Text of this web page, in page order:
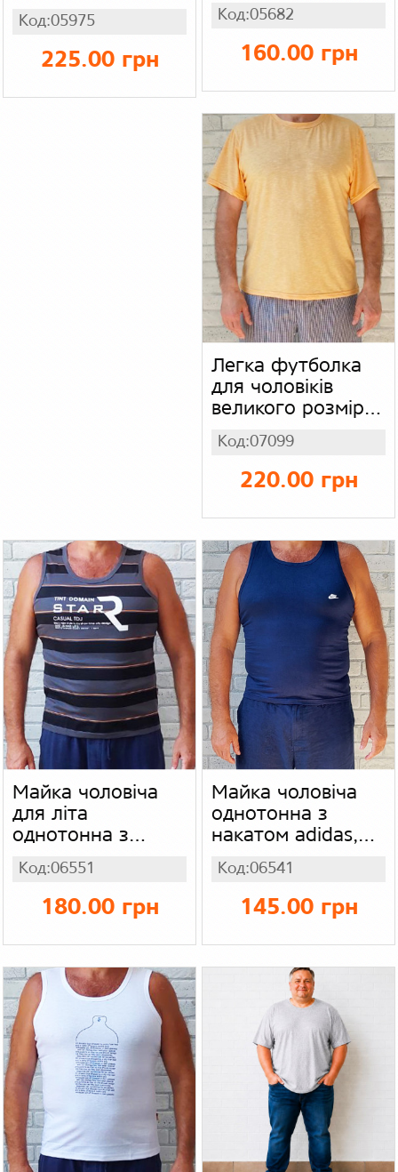
(батал), кулір
бавовна х/б
Код:05975
225.00 грн
Код:05682
160.00 грн
Легка футболка
для чоловіків
великого розміру
батал,
трикотажна
чоловіча літня
футболка, колір
помаранчевий
меланж
Код:07099
220.00 грн
Майка чоловіча
для літа
однотонна з
накатом DOMAIN
RAW, трикотаж
Код:06551
180.00 грн
Майка чоловіча
однотонна з
накатом adidas,
nike, стрейч кулір
Код:06541
145.00 грн